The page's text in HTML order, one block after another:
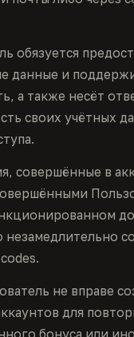
обязуется
данные и
а также несёт
своих учётных
совершённые в
незамедлительно
не вправе
для
бонуса или